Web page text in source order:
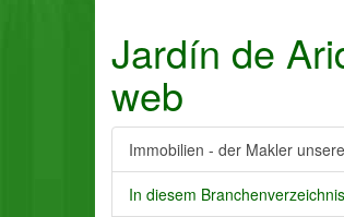
Jardín de
web
Immobilien - der Makler
In diesem Branchenverzeichnis